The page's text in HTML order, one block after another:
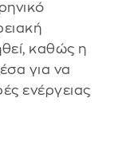
καθώς η
για να
ενέργειας